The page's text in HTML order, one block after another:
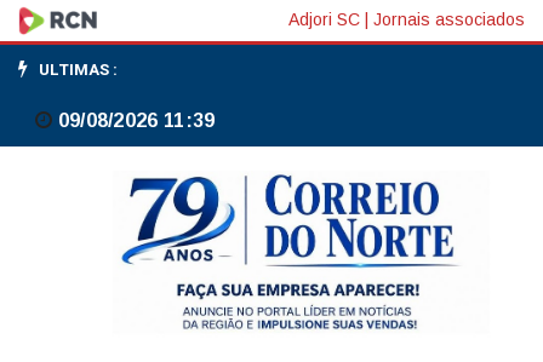
Semana
começa
com
termina
Adjori SC Jornais associados
ULTIMAS :
09/08/2026 11:39